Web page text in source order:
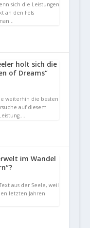
sich die Leistungen
an den Fels
holt sich die
of Dreams“
weiterhin die besten
auf diesem
im Wandel
aus der Seele, weil
letzten Jahren